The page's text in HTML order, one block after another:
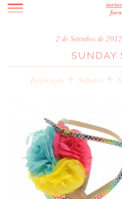
FORNECEDORES
ANUNCIE
2 de Setembro de 2012
SUNDAY
Inspiração + Sapatos +